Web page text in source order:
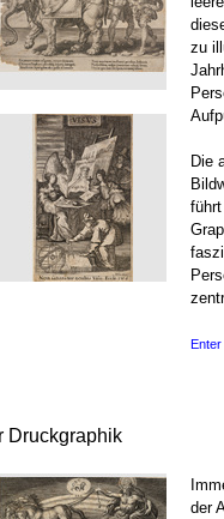
zu
Die
Enter
Druckgraphik
der